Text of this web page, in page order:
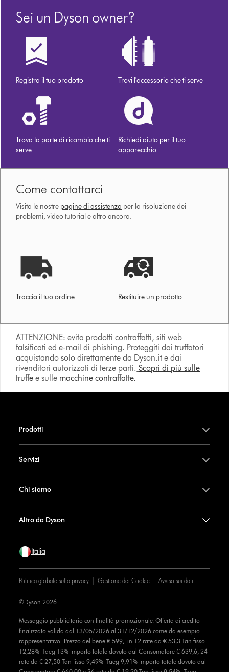
Sei un Dyson owner?
Registra il tuo prodotto Trovi l'accessorio che ti serve
Trova la parte di ricambio che ti
serve
Richiedi aiuto per il tuo
apparecchio
Come contattarci
Visita le nostre pagine di assistenza per la risoluzione dei
problemi, video tutorial e altro ancora.
Traccia il tuo ordine Restituire un prodotto
ATTENZIONE: evita prodotti contraffatti, siti web
falsificati ed e-mail di phishing. Proteggiti dai truffatori
acquistando solo direttamente da Dyson.it e dai
rivenditori autorizzati di terze parti. Scopri di più sulle
truffe e sulle macchine contraffatte.
Prodotti
Servizi
Chi siamo
Altro da Dyson
Italia
Politica globale sulla privacy Gestione dei Cookie Avviso sui dati
Messaggio pubblicitario con finalità promozionale. Offerta di credito
finalizzato valida dal 13/05/2026 al 31/12/2026 come da esempio
rappresentativo: Prezzo del bene € 599, in 12 rate da € 53,3 Tan fisso
12,28% Taeg 13% Importo totale dovuto dal Consumatore € 639,6, 24
rate da € 27,50 Tan fisso 9,49% Taeg 9,91% Importo totale dovuto dal
©Dyson 2026